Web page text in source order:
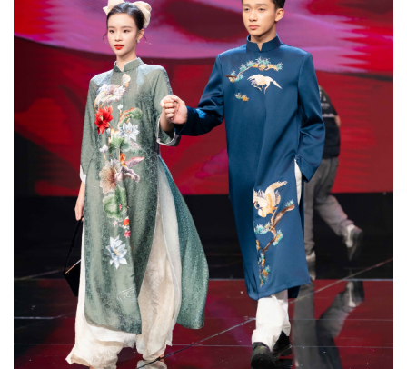
Vụ án
Tin nóng
Tư vấn luật
Vũ khí
Việt Nam
Phân tích